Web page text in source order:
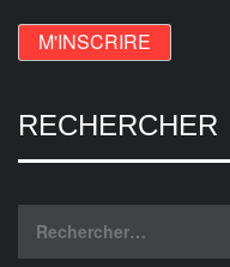
RECHERCHER